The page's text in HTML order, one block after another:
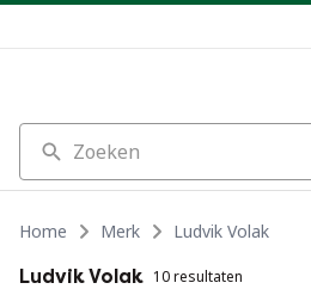
Zoeken
Home Merk
Ludvik Volak
Ludvik Volak 10 resultaten